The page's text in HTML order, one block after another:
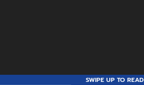
SWIPE UP TO READ